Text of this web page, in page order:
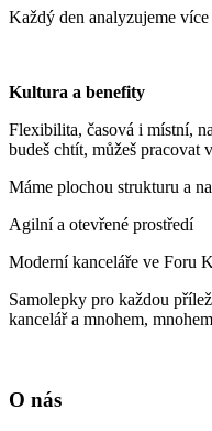
Každý den analyzujeme více
Kultura a benefity
Flexibilita, časová i místní,
budeš chtít, můžeš pracovat
Máme plochou strukturu a
Agilní a otevřené prostředí
Moderní kanceláře ve Foru
Samolepky pro každou
kancelář a mnohem,
O nás